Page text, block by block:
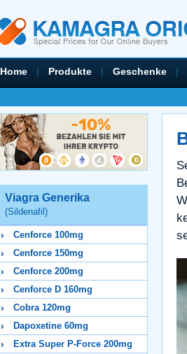
Home | Produkte | Geschenke |
Viagra Generika
(Sildenafil)
Cenforce 100mg
Cenforce 150mg
Cenforce 200mg
Cenforce D 160mg
Cobra 120mg
Dapoxetine 60mg
Extra Super P-Force 200mg